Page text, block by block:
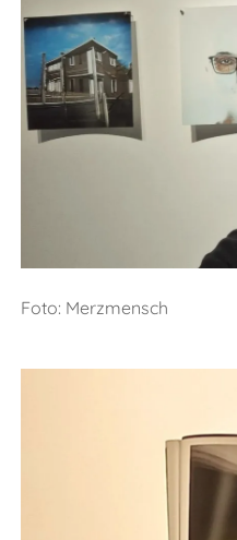
Foto: Merzmensch